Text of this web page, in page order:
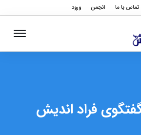
تماس با ما انجمن ورود
فراد اندیش